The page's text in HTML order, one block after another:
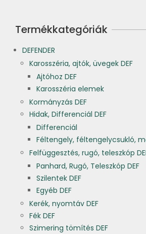
Termékkategóriák
DEFENDER
Karosszéria, ajtók, üvegek DEF
Ajtóhoz DEF
Karosszéria elemek
Kormányzás DEF
Hidak, Differenciál DEF
Differenciál
Féltengely, féltengelycsukló,
Felfüggesztés, rugó, teleszkóp
Panhard, Rugó, Teleszkóp DEF
Szilentek DEF
Egyéb DEF
Kerék, nyomtáv DEF
Fék DEF
Szimering tömítés DEF